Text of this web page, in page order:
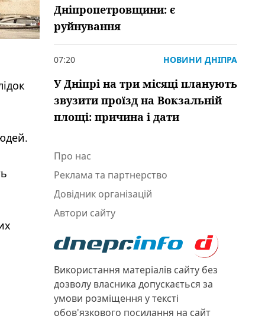
Дніпропетровщини: є
руйнування
07:20 НОВИНИ ДНІПРА
У Дніпрі на три місяці планують
звузити проїзд на Вокзальній
площі: причина і дати
Про нас
Реклама та партнерство
Довідник організацій
Автори сайту
Використання матеріалів сайту без
дозволу власника допускається за
умови розміщення у тексті
обов'язкового посилання на сайт